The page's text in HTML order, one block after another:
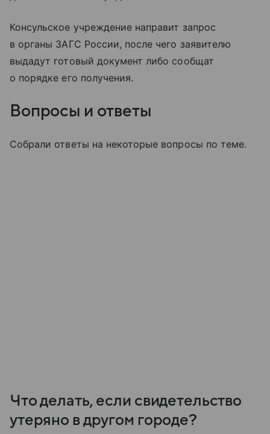
Консульское учреждение направит запрос
в органы ЗАГС России, после чего заявителю
выдадут готовый документ либо сообщат
о порядке его получения.
Вопросы и ответы
Собрали ответы на некоторые вопросы по теме.
Что делать, если свидетельство
утеряно в другом городе?